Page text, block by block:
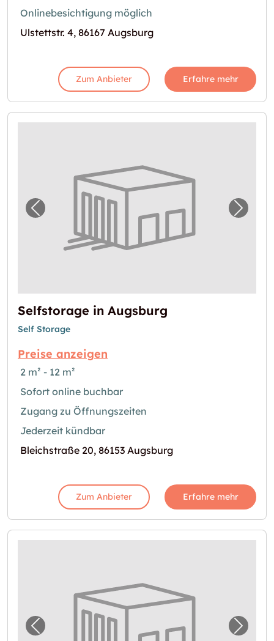
Onlinebesichtigung möglich
Ulstettstr. 4, 86167 Augsburg
Zum Anbieter Erfahre mehr
Vorheriges Bild für "Selfstorage in
Selfstorage in Augsburg
Self Storage
Preise anzeigen
2 m² - 12 m²
Sofort online buchbar
Zugang zu Öffnungszeiten
Jederzeit kündbar
Bleichstraße 20, 86153 Augsburg
Zum Anbieter Erfahre mehr
Vorheriges Bild für "Selfstorage in